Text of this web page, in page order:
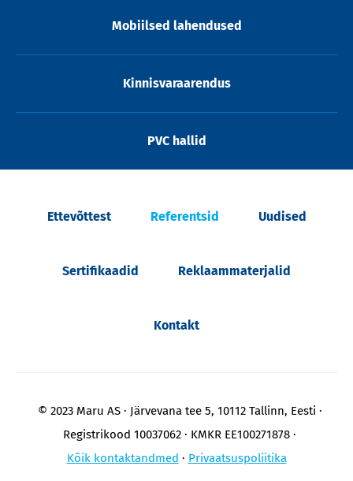
Mobiilsed lahendused
Kinnisvaraarendus
PVC hallid
Ettevõttest Referentsid Uudised
Sertifikaadid Reklaammaterjalid
Kontakt
© 2023 Maru AS
Järvevana tee 5, 10112 Tallinn, Eesti
Registrikood 10037062
KMKR EE100271878
Kõik kontaktandmed
Privaatsuspoliitika